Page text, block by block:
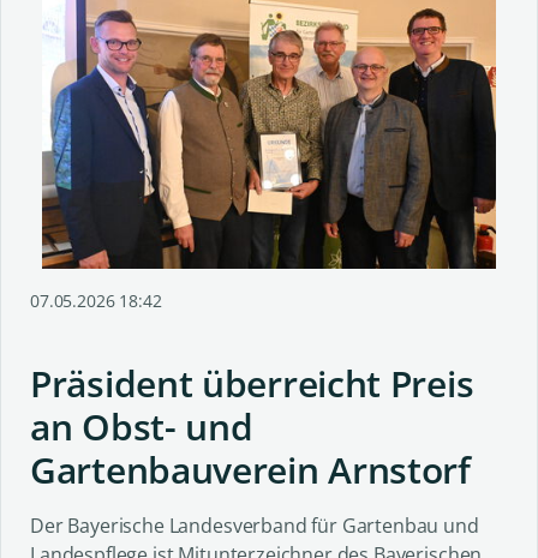
07.05.2026 18:42
Präsident überreicht Preis
an Obst- und
Gartenbauverein Arnstorf
Der Bayerische Landesverband für Gartenbau und